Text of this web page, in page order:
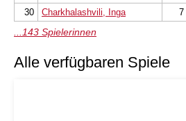
30
Charkhalashvili, Inga 7
...143 Spielerinnen
Alle verfügbaren Spiele